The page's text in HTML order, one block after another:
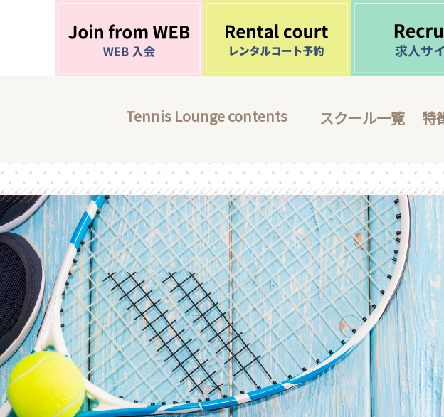
Tennis Lounge contents スクール一覧 特